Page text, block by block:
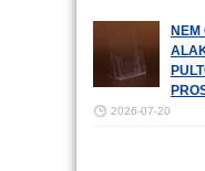
2026-07-20